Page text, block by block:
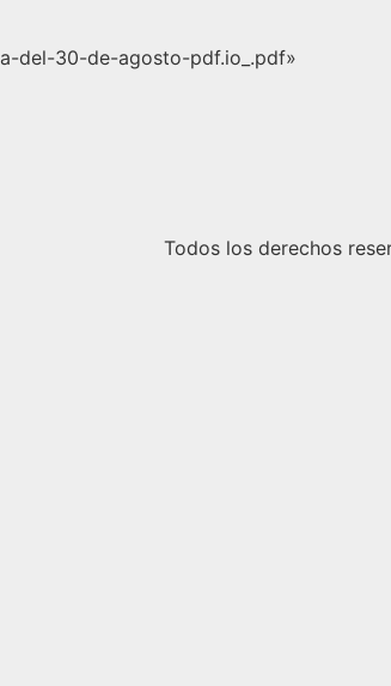
del-30-de-agosto-pdf.io_.pdf»
Todos los derechos